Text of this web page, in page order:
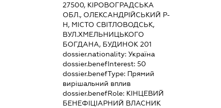
27500, КІРОВОГРАДСЬКА
ОБЛ., ОЛЕКСАНДРІЙСЬКИЙ Р-
Н, МІСТО СВІТЛОВОДСЬК,
ВУЛ.ХМЕЛЬНИЦЬКОГО
БОГДАНА, БУДИНОК 201
dossier.nationality:Україна
dossier.benefInterest:50
dossier.benefType: Прямий
вирішальний вплив
dossier.benefRole: КІНЦЕВИЙ
БЕНЕФІЦІАРНИЙ ВЛАСНИК